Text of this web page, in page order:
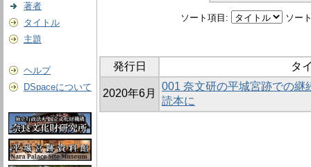
著者
タイトル
主題
ヘルプ
DSpaceについて
ソート項目: ソー
発行日 タ
2020年6月
001 奈文研の平城宮跡での継
読本に